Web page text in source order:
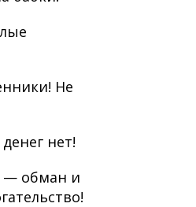
Не
нет!
— обман и